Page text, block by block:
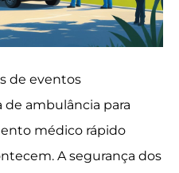
de eventos
de ambulância para
médico rápido
A segurança dos